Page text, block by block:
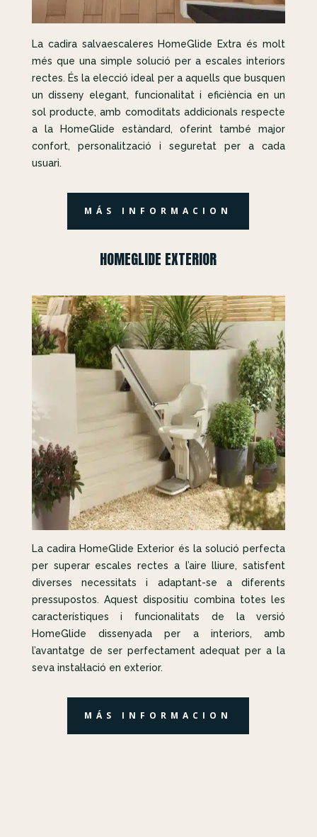
La cadira salvaescaleres HomeGlide Extra és molt
més que una simple solució per a escales interiors
rectes. És la elecció ideal per a aquells que busquen
un disseny elegant, funcionalitat i eficiència en un
sol producte, amb comoditats addicionals respecte
a la HomeGlide estàndard, oferint també major
confort, personalització i seguretat per a cada
usuari.
MÁS INFORMACION
HOMEGLIDE EXTERIOR
La cadira HomeGlide Exterior és la solució perfecta
per superar escales rectes a l’aire lliure, satisfent
diverses necessitats i adaptant-se a diferents
pressupostos. Aquest dispositiu combina totes les
característiques i funcionalitats de la versió
HomeGlide dissenyada per a interiors, amb
l’avantatge de ser perfectament adequat per a la
seva instal·lació en exterior.
MÁS INFORMACION